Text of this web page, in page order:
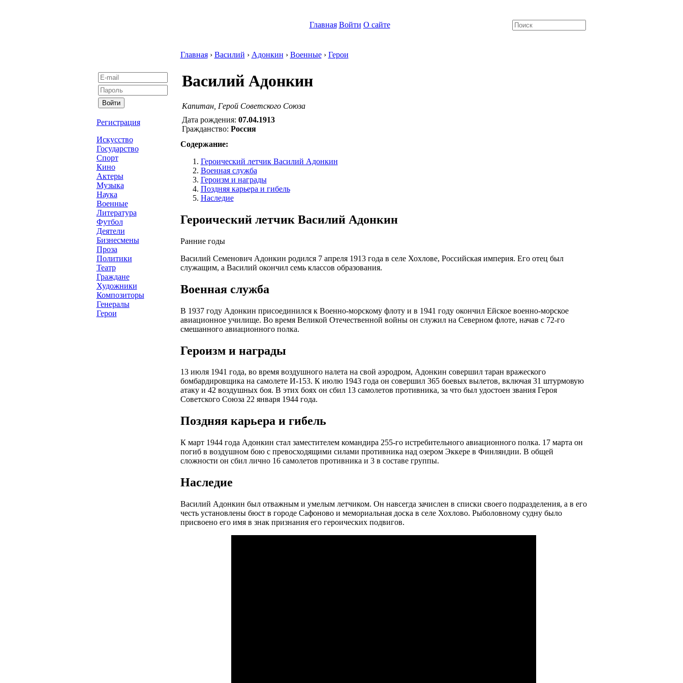
Главная Войти О сайте
Регистрация
Искусство
Государство
Спорт
Кино
Актеры
Музыка
Наука
Военные
Литература
Футбол
Деятели
Бизнесмены
Проза
Политики
Театр
Граждане
Художники
Композиторы
Генералы
Герои
Главная› Василий › Адонкин › Военные› Герои
Василий Адонкин
Капитан, Герой Советского Союза
Дата рождения: 07.04.1913
Гражданство: Россия
Содержание:
Героический летчик Василий Адонкин
Военная служба
Героизм и награды
Поздняя карьера и гибель
Наследие
Героический летчик Василий Адонкин
Ранние годы
Василий Семенович Адонкин родился 7 апреля 1913 года в селе Хохлове, Российская империя. Его отец был
служащим, а Василий окончил семь классов образования.
Военная служба
В 1937 году Адонкин присоединился к Военно-морскому флоту и в 1941 году окончил Ейское военно-морское
авиационное училище. Во время Великой Отечественной войны он служил на Северном флоте, начав с 72-го
смешанного авиационного полка.
Героизм и награды
13 июля 1941 года, во время воздушного налета на свой аэродром, Адонкин совершил таран вражеского
бомбардировщика на самолете И-153. К июлю 1943 года он совершил 365 боевых вылетов, включая 31 штурмовую
атаку и 42 воздушных боя. В этих боях он сбил 13 самолетов противника, за что был удостоен звания Героя
Советского Союза 22 января 1944 года.
Поздняя карьера и гибель
К март 1944 года Адонкин стал заместителем командира 255-го истребительного авиационного полка. 17 марта он
погиб в воздушном бою с превосходящими силами противника над озером Эккере в Финляндии. В общей
сложности он сбил лично 16 самолетов противника и 3 в составе группы.
Наследие
Василий Адонкин был отважным и умелым летчиком. Он навсегда зачислен в списки своего подразделения, а в его
честь установлены бюст в городе Сафоново и мемориальная доска в селе Хохлово. Рыболовному судну было
присвоено его имя в знак признания его героических подвигов.